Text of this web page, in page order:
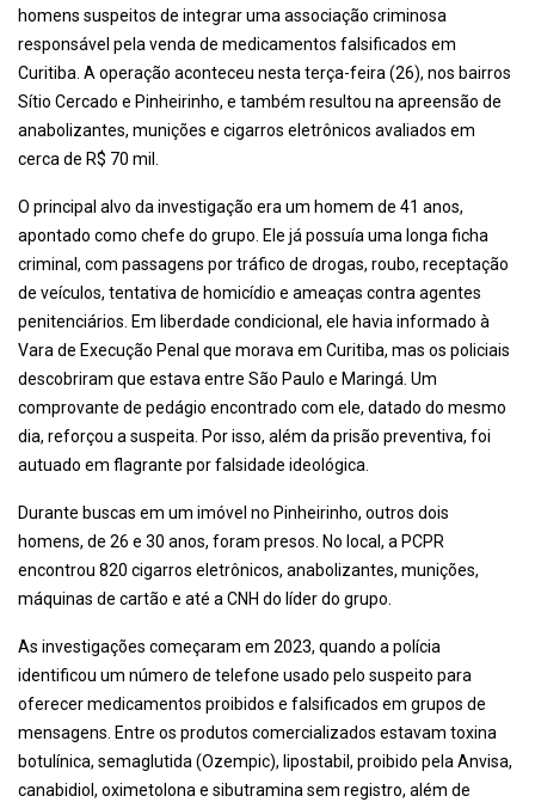
homens suspeitos de integrar uma associação criminosa
responsável pela venda de medicamentos falsificados em
Curitiba. A operação aconteceu nesta terça-feira (26), nos bairros
Sítio Cercado e Pinheirinho, e também resultou na apreensão de
anabolizantes, munições e cigarros eletrônicos avaliados em
cerca de R$ 70 mil.
O principal alvo da investigação era um homem de 41 anos,
apontado como chefe do grupo. Ele já possuía uma longa ficha
criminal, com passagens por tráfico de drogas, roubo, receptação
de veículos, tentativa de homicídio e ameaças contra agentes
penitenciários. Em liberdade condicional, ele havia informado à
Vara de Execução Penal que morava em Curitiba, mas os policiais
descobriram que estava entre São Paulo e Maringá. Um
comprovante de pedágio encontrado com ele, datado do mesmo
dia, reforçou a suspeita. Por isso, além da prisão preventiva, foi
autuado em flagrante por falsidade ideológica.
Durante buscas em um imóvel no Pinheirinho, outros dois
homens, de 26 e 30 anos, foram presos. No local, a PCPR
encontrou 820 cigarros eletrônicos, anabolizantes, munições,
máquinas de cartão e até a CNH do líder do grupo.
As investigações começaram em 2023, quando a polícia
identificou um número de telefone usado pelo suspeito para
oferecer medicamentos proibidos e falsificados em grupos de
mensagens. Entre os produtos comercializados estavam toxina
botulínica, semaglutida (Ozempic), lipostabil, proibido pela Anvisa,
canabidiol, oximetolona e sibutramina sem registro, além de